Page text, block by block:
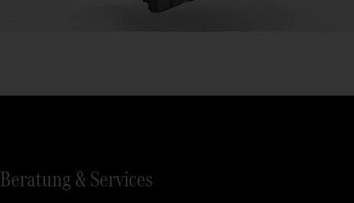
Beratung & Services